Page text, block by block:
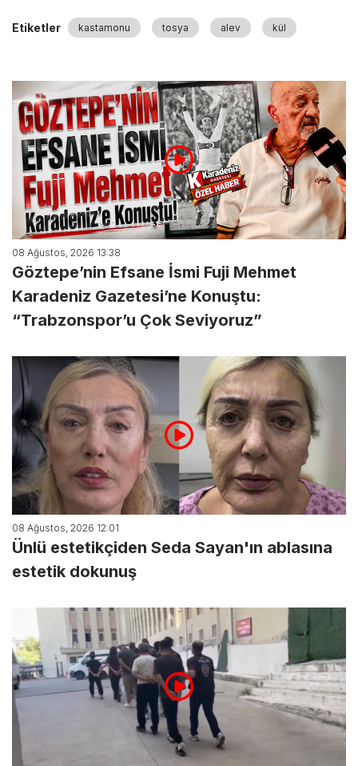
Etiketler kastamonu tosya alev kül
08 Ağustos, 2026 13:38
Göztepe’nin Efsane İsmi Fuji Mehmet
Karadeniz Gazetesi’ne Konuştu:
“Trabzonspor’u Çok Seviyoruz”
08 Ağustos, 2026 12:01
Ünlü estetikçiden Seda Sayan'ın ablasına
estetik dokunuş